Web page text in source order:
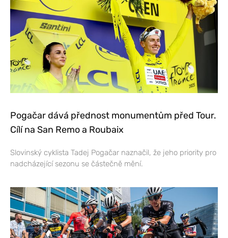
Pogačar dává přednost monumentům před Tour.
Cílí na San Remo a Roubaix
Slovinský cyklista Tadej Pogačar naznačil, že jeho priority pro
nadcházející sezonu se částečně mění.